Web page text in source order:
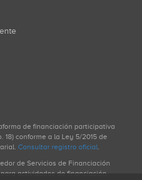
de financiación participativa
18) conforme a la Ley 5/2015 de
Consultar registro oficial.
de Servicios de Financiación
actividades de financiación